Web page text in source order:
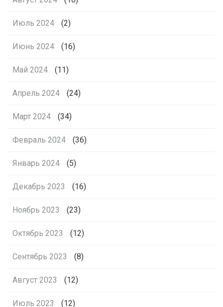
Июль 2024 (2)
Июнь 2024 (16)
Май 2024 (11)
Апрель 2024 (24)
Март 2024 (34)
Февраль 2024 (36)
Январь 2024 (5)
Декабрь 2023 (16)
Ноябрь 2023 (23)
Октябрь 2023 (12)
Сентябрь 2023 (8)
Август 2023 (12)
Июль 2023 (12)